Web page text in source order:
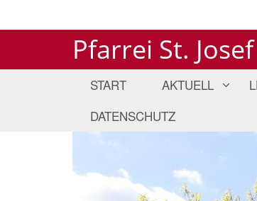
Pfarrei St.
START AKTUELL
DATENSCHUTZ